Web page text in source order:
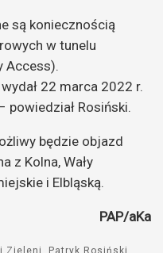
są koniecznością
w tunelu
Access).
22 marca 2022 r.
Rosiński.
będzie objazd
z Kolna, Wały
i Elbląską.
PAP/aKa